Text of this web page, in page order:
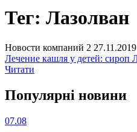
Тег: Лазолван
Новости компаний 2
Лечение кашля у детей: сироп
Читати
Популярнi новини
07.08